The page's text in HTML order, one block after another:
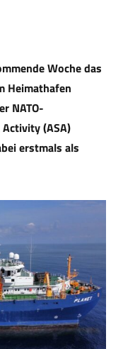
Woche das
Heimathafen
NATO-
(ASA)
erstmals als